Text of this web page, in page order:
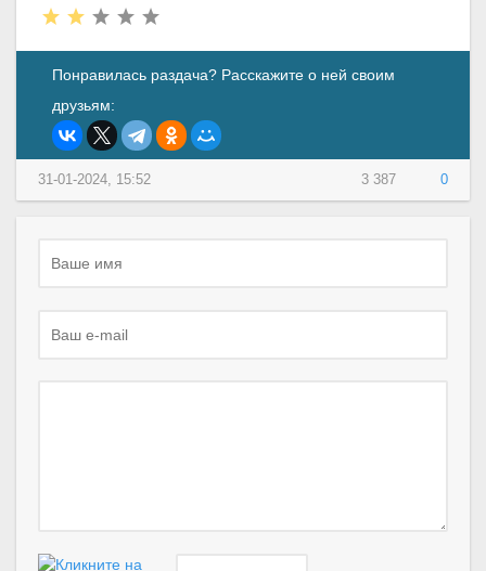
Понравилась раздача? Расскажите о ней своим
друзьям:
3 387 0
31-01-2024, 15:52